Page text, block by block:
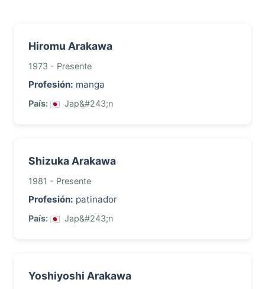
Hiromu Arakawa
1973 - Presente
Profesión: manga
País: Jap&#243;n
Shizuka Arakawa
1981 - Presente
Profesión: patinador
País: Jap&#243;n
Yoshiyoshi Arakawa